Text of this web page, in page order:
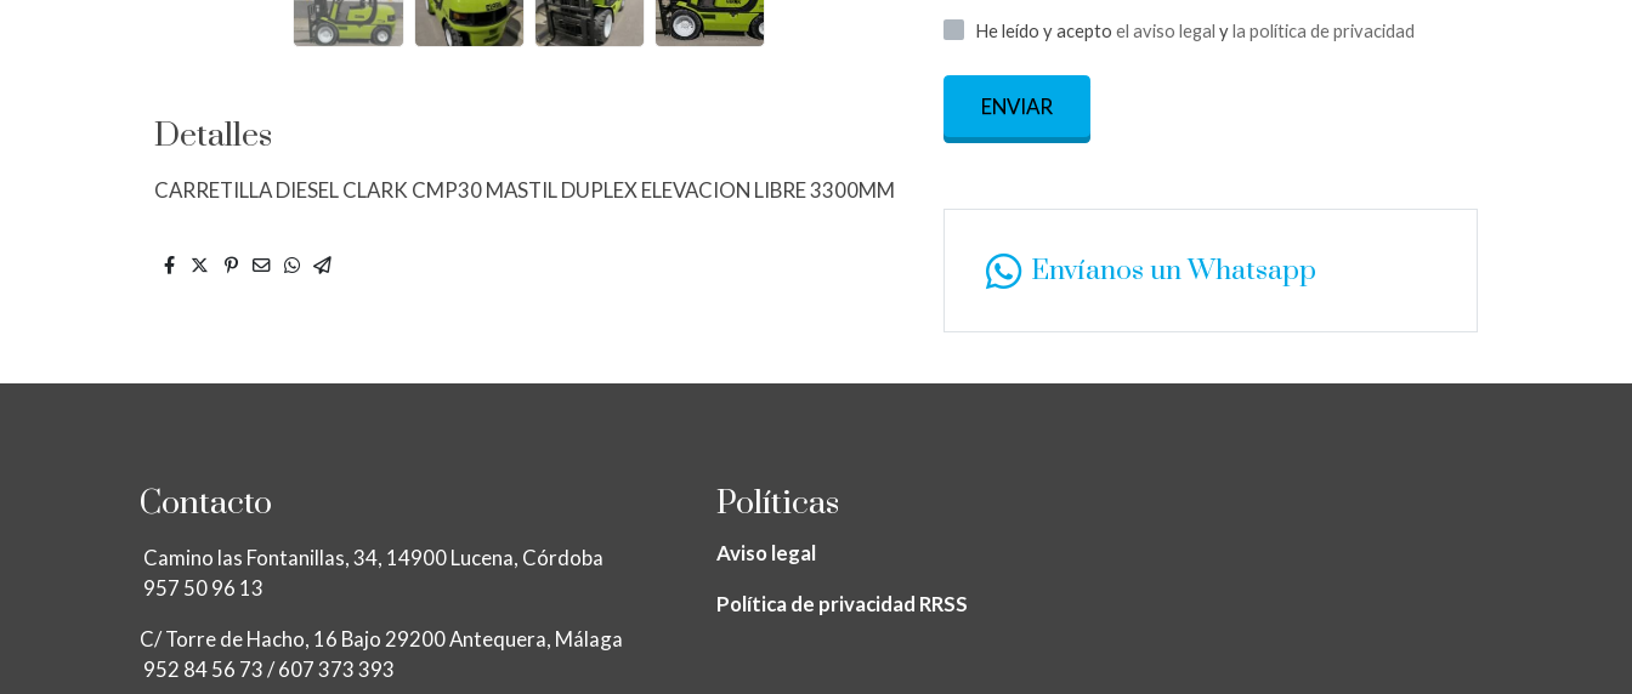
Detalles
CARRETILLA DIESEL CLARK CMP30 MASTIL DUPLEX ELEVACION LIBRE 3300MM
He leído y acepto el aviso legal yla política de privacidad
ENVIAR
Envíanos un Whatsapp
Contacto
Camino las Fontanillas, 34, 14900 Lucena, Córdoba
957 50 96 13
C/ Torre de Hacho, 16 Bajo 29200 Antequera, Málaga
952 84 56 73 / 607 373 393
Políticas
Aviso legal
Política de privacidad RRSS